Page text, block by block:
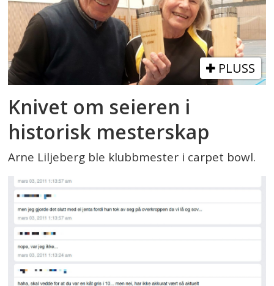
PLUSS
Knivet om seieren i
historisk mesterskap
Arne Liljeberg ble klubbmester i carpet bowl.